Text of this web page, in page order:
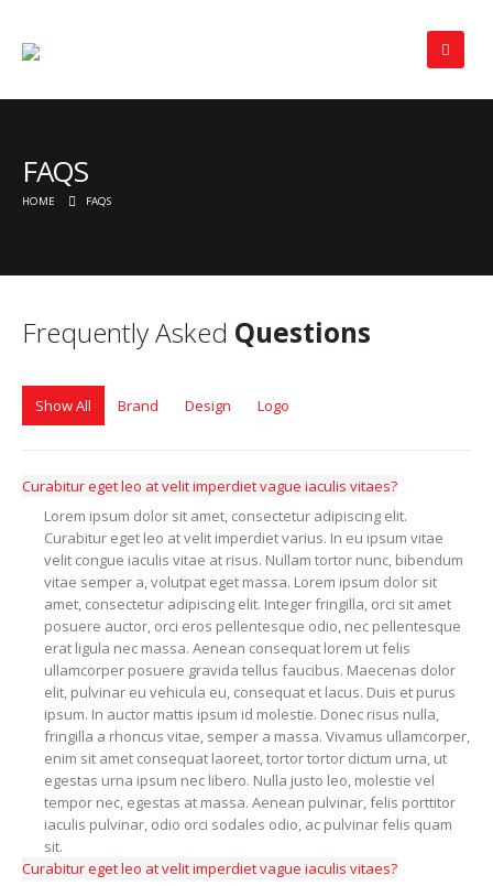
FAQS
HOME FAQS
Frequently Asked Questions
Show All Brand Design Logo
Curabitur eget leo at velit imperdiet vague iaculis vitaes?
Lorem ipsum dolor sit amet, consectetur adipiscing elit.
Curabitur eget leo at velit imperdiet varius. In eu ipsum vitae
velit congue iaculis vitae at risus. Nullam tortor nunc, bibendum
vitae semper a, volutpat eget massa. Lorem ipsum dolor sit
amet, consectetur adipiscing elit. Integer fringilla, orci sit amet
posuere auctor, orci eros pellentesque odio, nec pellentesque
erat ligula nec massa. Aenean consequat lorem ut felis
ullamcorper posuere gravida tellus faucibus. Maecenas dolor
elit, pulvinar eu vehicula eu, consequat et lacus. Duis et purus
ipsum. In auctor mattis ipsum id molestie. Donec risus nulla,
fringilla a rhoncus vitae, semper a massa. Vivamus ullamcorper,
enim sit amet consequat laoreet, tortor tortor dictum urna, ut
egestas urna ipsum nec libero. Nulla justo leo, molestie vel
tempor nec, egestas at massa. Aenean pulvinar, felis porttitor
iaculis pulvinar, odio orci sodales odio, ac pulvinar felis quam
sit.
Curabitur eget leo at velit imperdiet vague iaculis vitaes?